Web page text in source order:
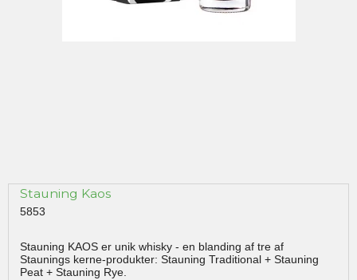
Stauning Kaos
5853
Stauning KAOS er unik whisky - en blanding af tre af
Staunings kerne-produkter: Stauning Traditional + Stauning
Peat + Stauning Rye.